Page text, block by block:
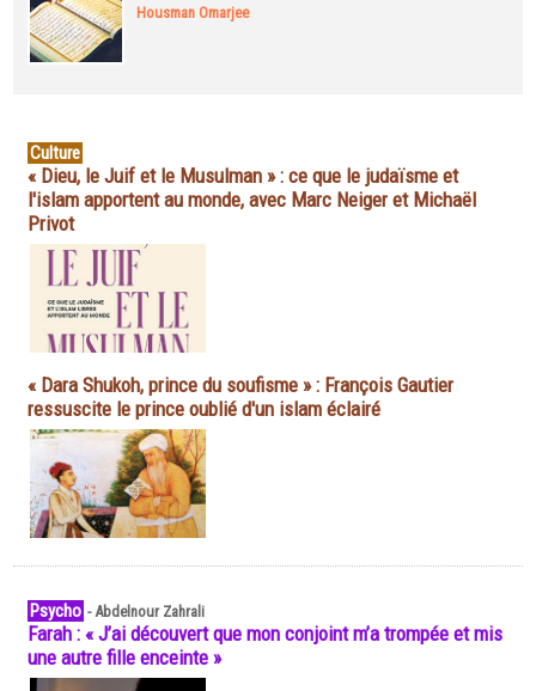
Housman Omarjee
Culture
« Dieu, le Juif et le Musulman » : ce que le judaïsme et
l'islam apportent au monde, avec Marc Neiger et Michaël
Privot
« Dara Shukoh, prince du soufisme » : François Gautier
ressuscite le prince oublié d'un islam éclairé
Psycho -Abdelnour Zahrali
Farah : « J’ai découvert que mon conjoint m’a trompée et mis
une autre fille enceinte »